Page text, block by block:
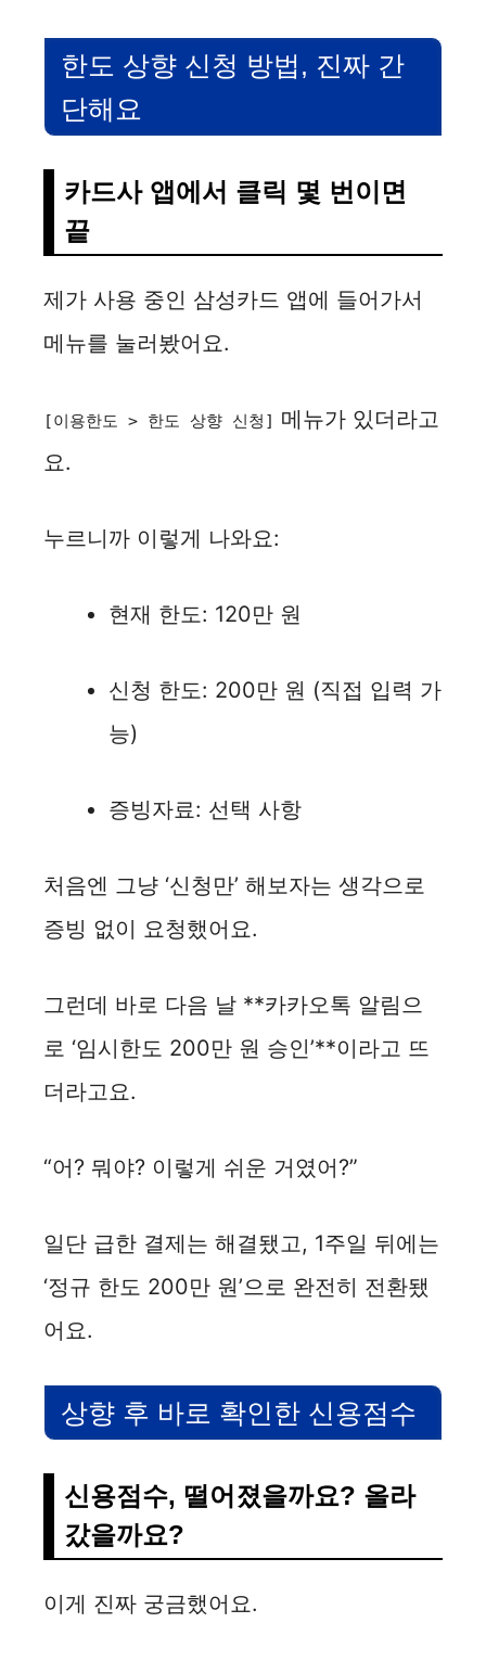
한도 상향 신청 방법, 진짜 간
단해요
카드사 앱에서 클릭 몇 번이면
끝
제가 사용 중인 삼성카드 앱에 들어가서
메뉴를 눌러봤어요.
[이용한도 > 한도 상향 신청]
메뉴가 있더라고
요.
누르니까 이렇게 나와요:
현재 한도: 120만 원
신청 한도: 200만 원 (직접 입력 가
능)
증빙자료: 선택 사항
처음엔 그냥 ‘신청만’ 해보자는 생각으로
증빙 없이 요청했어요.
그런데 바로 다음 날 **카카오톡 알림으
로 ‘임시한도 200만 원 승인’**이라고 뜨
더라고요.
“어? 뭐야? 이렇게 쉬운 거였어?”
일단 급한 결제는 해결됐고, 1주일 뒤에는
‘정규 한도 200만 원’으로 완전히 전환됐
어요.
상향 후 바로 확인한 신용점수
신용점수, 떨어졌을까요? 올라
갔을까요?
이게 진짜 궁금했어요.